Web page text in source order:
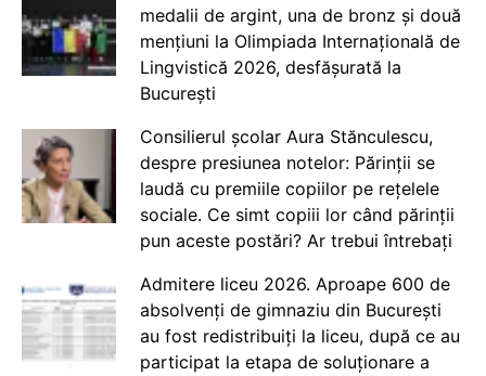
medalii de argint, una de bronz și două
mențiuni la Olimpiada Internațională de
Lingvistică 2026, desfășurată la
București
Consilierul școlar Aura Stănculescu,
despre presiunea notelor: Părinții se
laudă cu premiile copiilor pe rețelele
sociale. Ce simt copiii lor când părinții
pun aceste postări? Ar trebui întrebați
Admitere liceu 2026. Aproape 600 de
absolvenți de gimnaziu din București
au fost redistribuiți la liceu, după ce au
participat la etapa de soluționare a